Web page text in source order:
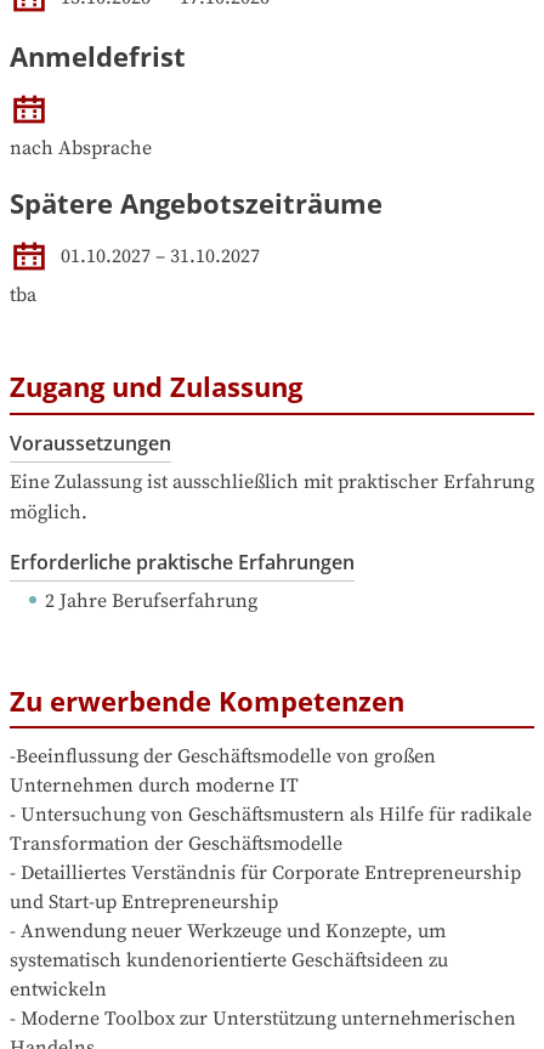
Anmeldefrist
nach Absprache
Spätere Angebotszeiträume
01.10.2027 – 31.10.2027
tba
Zugang und Zulassung
Voraussetzungen
Eine Zulassung ist ausschließlich mit praktischer Erfahrung
möglich.
Erforderliche praktische Erfahrungen
2 Jahre Berufserfahrung
Zu erwerbende Kompetenzen
-Beeinflussung der Geschäftsmodelle von großen
Unternehmen durch moderne IT
- Untersuchung von Geschäftsmustern als Hilfe für radikale
Transformation der Geschäftsmodelle
- Detailliertes Verständnis für Corporate Entrepreneurship
und Start-up Entrepreneurship
- Anwendung neuer Werkzeuge und Konzepte, um
systematisch kundenorientierte Geschäftsideen zu
entwickeln
- Moderne Toolbox zur Unterstützung unternehmerischen